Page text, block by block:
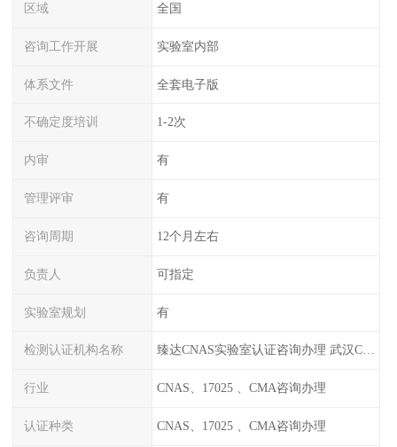
区域 全国
咨询工作开展 实验室内部
体系文件 全套电子版
不确定度培训 1-2次
内审 有
管理评审 有
咨询周期 12个月左右
负责人 可指定
实验室规划 有
检测认证机构名称 臻达CNAS实验室认证咨询办理 武汉CNAS实验室认可办理
行业 CNAS、17025 、CMA咨询办理
认证种类 CNAS、17025 、CMA咨询办理